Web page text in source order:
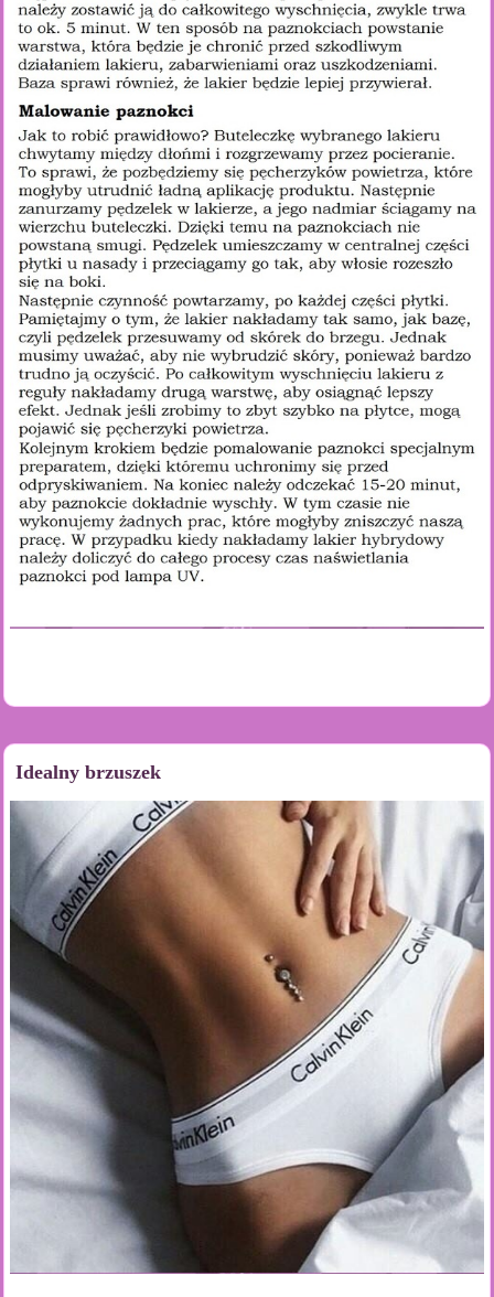
Idealny brzuszek